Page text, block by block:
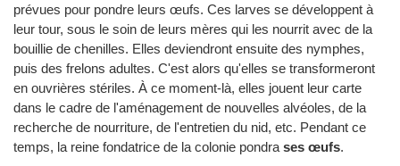
prévues pour pondre leurs œufs. Ces larves se développent à
leur tour, sous le soin de leurs mères qui les nourrit avec de la
bouillie de chenilles. Elles deviendront ensuite des nymphes,
puis des frelons adultes. C'est alors qu'elles se transformeront
en ouvrières stériles. À ce moment-là, elles jouent leur carte
dans le cadre de l'aménagement de nouvelles alvéoles, de la
recherche de nourriture, de l'entretien du nid, etc. Pendant ce
temps, la reine fondatrice de la colonie pondra ses œufs.